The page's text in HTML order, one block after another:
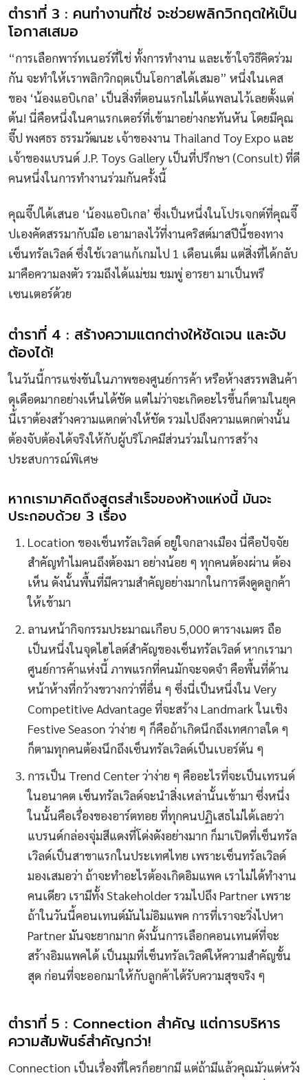
ตำราที่ 3 : คนทำงานที่ใช่ จะช่วยพลิกวิกฤตให้เป็น
โอกาสเสมอ
“การเลือกพาร์ทเนอร์ที่ใช่ ทั้งการทำงาน และเข้าใจวิธีคิดร่วม
กัน จะทำให้เราพลิกวิกฤตเป็นโอกาสได้เสมอ” หนึ่งในเคส
ของ ‘น้องแอบิเกล’ เป็นสิ่งที่ตอนแรกไม่ได้แพลนไว้เลยตั้งแต่
ต้น! นี่คือหนึ่งในคาแรกเตอร์ที่เข้ามาอย่างกะทันหัน โดยมีคุณ
จี๊ป พงศธร ธรรมวัฒนะ เจ้าของงาน Thailand Toy Expo และ
เจ้าของแบรนด์ J.P. Toys Gallery เป็นที่ปรึกษา (Consult) ที่ดี
คนหนึ่งในการทำงานร่วมกันครั้งนี้
คุณจี๊ปได้เสนอ ‘น้องแอบิเกล’ ซึ่งเป็นหนึ่งในโปรเจกต์ที่คุณจี๊
ปเองคัดสรรมากับมือ เอามาลงไว้ที่งานคริสต์มาสปีนี้ของทาง
เซ็นทรัลเวิลด์ ซึ่งใช้เวลาแก้เกมไป 1 เดือนเต็ม แต่สิ่งที่ได้กลับ
มาคือความลงตัว รวมถึงได้แม่ชม ชมพู่ อารยา มาเป็นพรี
เซนเตอร์ด้วย
ตำราที่ 4 : สร้างความแตกต่างให้ชัดเจน และจับ
ต้องได้!
ในวันนี้การแข่งขันในภาพของศูนย์การค้า หรือห้างสรรพสินค้า
ดุเดือดมากอย่างเห็นได้ชัด แต่ไม่ว่าจะเกิดอะไรขึ้นก็ตามในยุค
นี้เราต้องสร้างความแตกต่างให้ชัด รวมไปถึงความแตกต่างนั้น
ต้องจับต้องได้จริงให้กับผู้บริโภคมีส่วนร่วมในการสร้าง
ประสบการณ์พิเศษ
หากเรามาคิดถึงสูตรสำเร็จของห้างแห่งนี้ มันจะ
ประกอบด้วย 3 เรื่อง
Location ของเซ็นทรัลเวิลด์ อยู่ใจกลางเมือง นี่คือปัจจัย
สำคัญทำไมคนถึงต้องมา อย่างน้อย ๆ ทุกคนต้องผ่าน ต้อง
เห็น ดังนั้นพื้นที่มีความสำคัญอย่างมากในการดึงดูดลูกค้า
ให้เข้ามา
ลานหน้ากิจกรรมประมาณเกือบ 5,000 ตารางเมตร ถือ
เป็นหนึ่งในจุดไฮไลต์สำคัญของเซ็นทรัลเวิลด์ หากเรามา
ศูนย์การค้าแห่งนี้ ภาพแรกที่คนมักจะจดจำ คือพื้นที่ด้าน
หน้าห้างที่กว้างขวางกว่าที่อื่น ๆ ซึ่งนี่เป็นหนึ่งใน Very
Competitive Advantage ที่จะสร้าง Landmark ในเชิง
Festive Season ว่าง่าย ๆ ก็คือถ้าเกิดนึกถึงเทศกาลใด ๆ
ก็ตามทุกคนต้องนึกถึงเซ็นทรัลเวิลด์เป็นเบอร์ต้น ๆ
การเป็น Trend Center ว่าง่าย ๆ คืออะไรที่จะเป็นเทรนด์
ในอนาคต เซ็นทรัลเวิลด์จะนำสิ่งเหล่านั้นเข้ามา ซึ่งหนึ่ง
ในนั้นคือเรื่องของอาร์ตทอย ที่ทุกคนปฏิเสธไม่ได้เลยว่า
แบรนด์กล่องจุ่มสีแดงที่โด่งดังอย่างมาก ก็มาเปิดที่เซ็นทรัล
เวิลด์เป็นสาขาแรกในประเทศไทย เพราะเซ็นทรัลเวิลด์
มองเสมอว่า ถ้าจะทำอะไรต้องเกิดอิมแพค เราไม่ได้ทำงาน
คนเดียว เรามีทั้ง Stakeholder รวมไปถึง Partner เพราะ
ถ้าในวันนี้คอนเทนต์มันไม่อิมแพค การที่เราจะวิ่งไปหา
Partner มันจะยากมาก ดังนั้นการเลือกคอนเทนต์ที่จะ
สร้างอิมแพคได้ เป็นมุมที่เซ็นทรัลเวิลด์ให้ความสำคัญขั้น
สุด ก่อนที่จะออกมาให้กับลูกค้าได้รับความสุขจริง ๆ
ตำราที่ 5 : Connection สำคัญ แต่การบริหาร
ความสัมพันธ์สำคัญกว่า!
Connection เป็นเรื่องที่ใครก็อยากมี แต่ถ้ามีแล้วคุณมัวแต่หวัง